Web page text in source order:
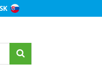
verzia
SK